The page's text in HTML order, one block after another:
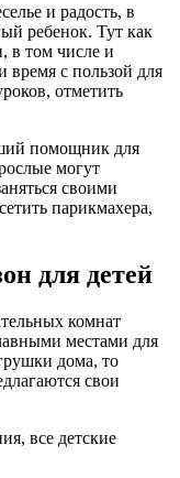
и радость, в
ребенок. Тут как
в том числе и
время с пользой для
отметить
помощник для
могут
своими
парикмахера,
для детей
комнат
местами для
дома, то
свои
все детские